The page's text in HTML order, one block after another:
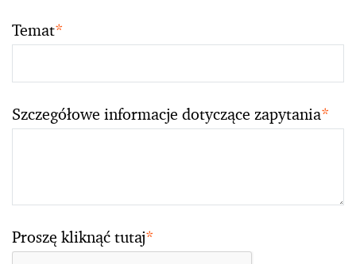
Temat*
Szczegółowe informacje dotyczące zapytania*
Proszę kliknąć tutaj*